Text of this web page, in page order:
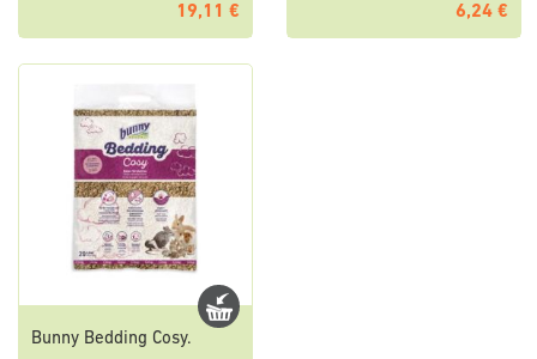
19,11 € 6,24 €
Bunny Bedding Cosy.